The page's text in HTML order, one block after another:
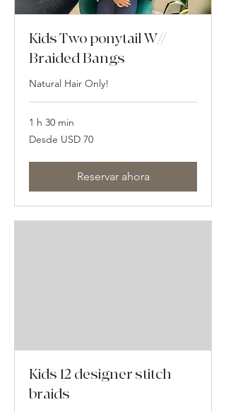
Kids Two ponytail W//
Braided Bangs
Natural Hair Only!
1 h 30 min
Desde
70
Desde USD 70
Reservar ahora
Kids 12 designer stitch
braids